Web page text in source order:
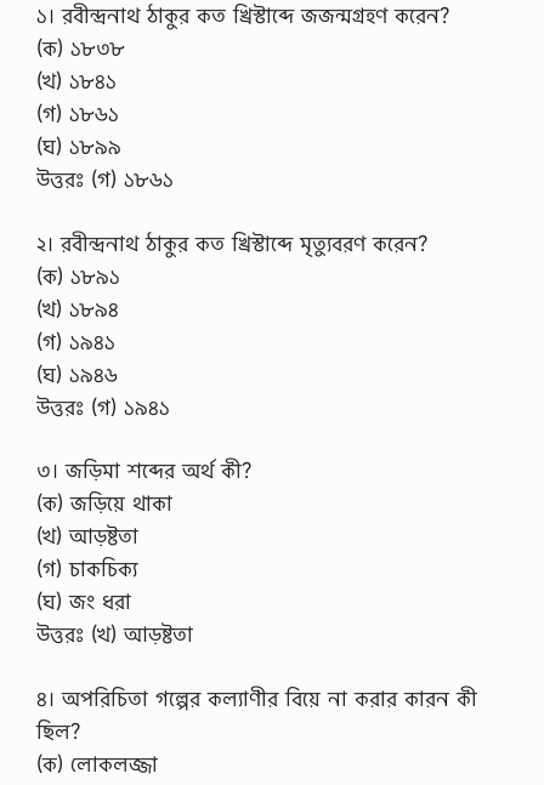
১। রবীন্দ্রনাথ ঠাকুর কত খ্রিস্টাব্দে জজন্মগ্রহণ করেন?
(ক) ১৮৩৮
(খ) ১৮৪১
(গ) ১৮৬১
(ঘ) ১৮৯৯
উত্তরঃ (গ) ১৮৬১
২। রবীন্দ্রনাথ ঠাকুর কত খ্রিস্টাব্দে মৃত্যুবরণ করেন?
(ক) ১৮৯১
(খ) ১৮৯৪
(গ) ১৯৪১
(ঘ) ১৯৪৬
উত্তরঃ (গ) ১৯৪১
৩। জড়িমা শব্দের অর্থ কী?
(ক) জড়িয়ে থাকা
(খ) আড়ষ্টতা
(গ) চাকচিক্য
(ঘ) জং ধরা
উত্তরঃ (খ) আড়ষ্টতা
৪। অপরিচিতা গল্পের কল্যাণীর বিয়ে না করার কারন কী
ছিল?
(ক) লোকলজ্জা